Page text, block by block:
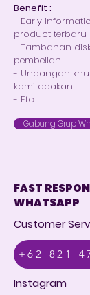
Benefit :
- Early
product terbaru
- Tambahan
pembelian
- Undangan
kami adakan
- Etc.
Gabung Grup
FAST
WHATSAPP
Customer
+62 821
Instagram